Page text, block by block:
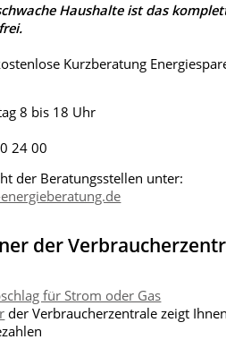
Haushalte ist das
Kurzberatung
8 bis 18 Uhr
24 00
der Beratungsstellen unter:
der
für Strom oder Gas
der Verbraucherzentrale zeigt